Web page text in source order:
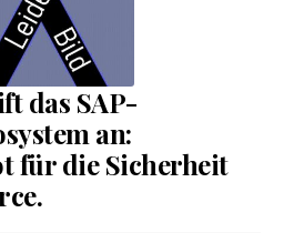
das SAP-
an:
für die Sicherheit